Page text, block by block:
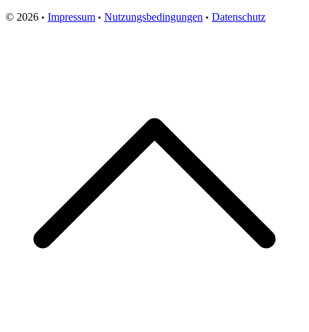
© 2026 • Impressum • Nutzungsbedingungen • Datenschutz